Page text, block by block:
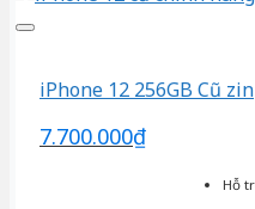
Hỗ
iPhone 12 256GB Cũ zin
7.700.000₫